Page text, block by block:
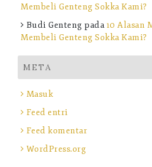
Membeli Genteng Sokka Kami?
Budi Genteng pada10 Alasan
Membeli Genteng Sokka Kami?
META
Masuk
Feed entri
Feed komentar
WordPress.org